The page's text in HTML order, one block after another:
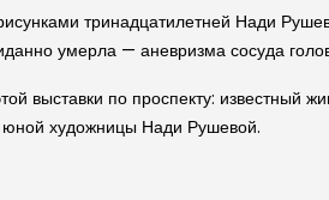
тринадцатилетней Нади
умерла — аневризма сосуда
выставки по проспекту: известный
юной художницы Нади Рушевой.